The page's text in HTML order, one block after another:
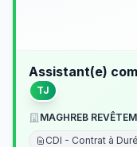
Assistant(e)
TJ
MAGHREB
CDI - Contrat à